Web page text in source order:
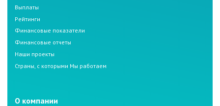
Выплаты
Рейтинги
Финансовые показатели
Финансовые отчеты
Наши проекты
Страны, с которыми Мы работаем
О компании